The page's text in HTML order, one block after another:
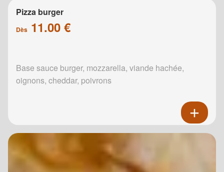
Pizza burger
Dès 11.00 €
Base sauce burger, mozzarella, viande hachée,
oignons, cheddar, poivrons